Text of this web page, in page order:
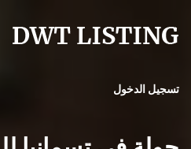
تسجيل الدخول